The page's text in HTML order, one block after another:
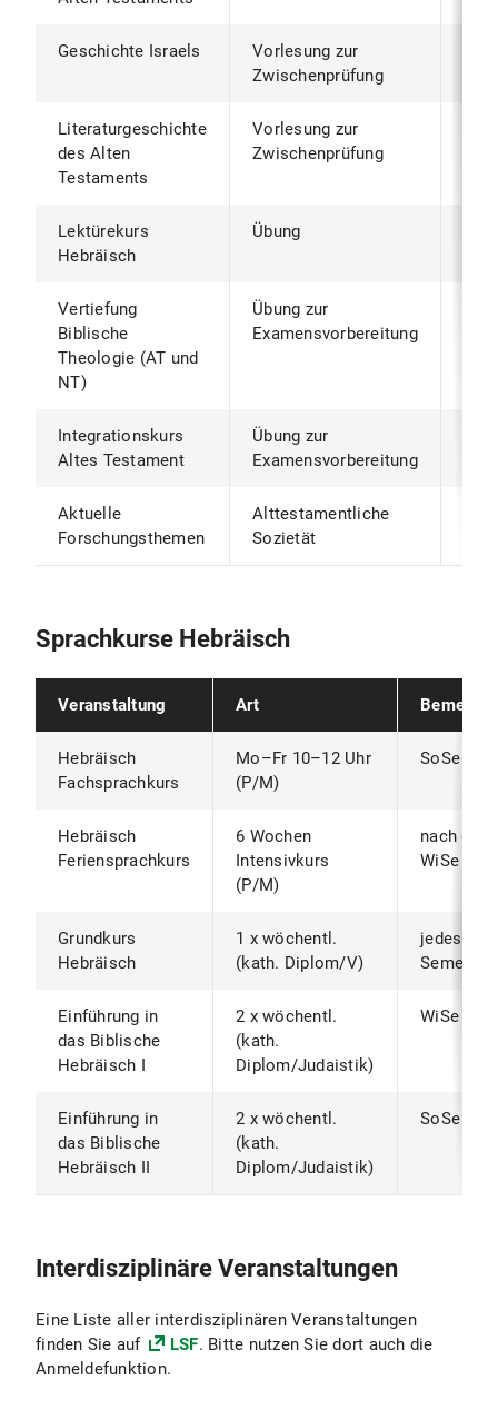
Geschichte Israels
Vorlesung zur
Zwischenprüfung
Literaturgeschichte
des Alten
Testaments
Vorlesung zur
Zwischenprüfung
Lektürekurs
Hebräisch
Übung
Vertiefung
Biblische
Theologie (AT und
NT)
Übung zur
Examensvorbereitung
Integrationskurs
Altes Testament
Übung zur
Examensvorbereitung
Aktuelle
Forschungsthemen
Alttestamentliche
Sozietät
Sprachkurse Hebräisch
Veranstaltung Art
Hebräisch
Fachsprachkurs
Mo–Fr 10–12 Uhr
(P/M)
SoSe
Hebräisch
Feriensprachkurs
6 Wochen
Intensivkurs
(P/M)
nach dem
WiSe
Grundkurs
Hebräisch
1 x wöchentl.
(kath. Diplom/V)
jedes
Semester
Einführung in
das Biblische
Hebräisch I
2 x wöchentl.
(kath.
Diplom/Judaistik)
WiSe
Einführung in
das Biblische
Hebräisch II
2 x wöchentl.
(kath.
Diplom/Judaistik)
SoSe
Interdisziplinäre Veranstaltungen
Eine Liste aller interdisziplinären Veranstaltungen
finden Sie auf
LSF. Bitte nutzen Sie dort auch die
Anmeldefunktion.